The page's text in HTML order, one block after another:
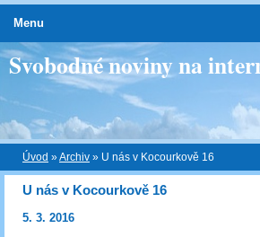
Svobodné noviny na
Úvod »Archiv » U nás v Kocourkově 16
U nás v Kocourkově 16
5. 3. 2016
Menu